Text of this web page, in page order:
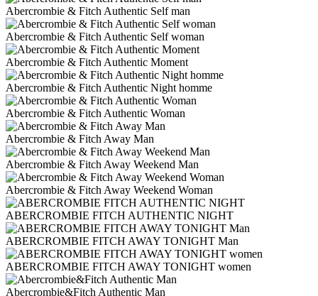
Abercrombie & Fitch Authentic Self man
Abercrombie & Fitch Authentic Self woman
Abercrombie & Fitch Authentic Moment
Abercrombie & Fitch Authentic Night homme
Abercrombie & Fitch Authentic Woman
Abercrombie & Fitch Away Man
Abercrombie & Fitch Away Weekend Man
Abercrombie & Fitch Away Weekend Woman
ABERCROMBIE FITCH AUTHENTIC NIGHT
ABERCROMBIE FITCH AWAY TONIGHT Man
ABERCROMBIE FITCH AWAY TONIGHT women
Abercrombie&Fitch Authentic Man